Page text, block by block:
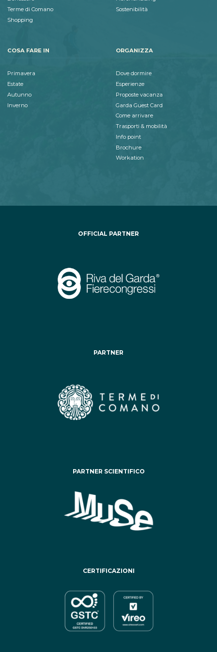
Terme di Comano
Shopping
Sostenibilità
COSA FARE IN
Primavera
Estate
Autunno
Inverno
ORGANIZZA
Dove dormire
Esperienze
Proposte vacanza
Garda Guest Card
Come arrivare
Trasporti & mobilità
Info point
Brochure
Workation
OFFICIAL PARTNER
PARTNER
PARTNER SCIENTIFICO
CERTIFICAZIONI